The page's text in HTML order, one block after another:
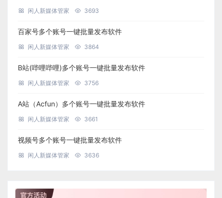
闲人新媒体管家 3693
百家号多个账号一键批量发布软件
闲人新媒体管家 3864
B站(哔哩哔哩)多个账号一键批量发布软件
闲人新媒体管家 3756
A站（Acfun）多个账号一键批量发布软件
闲人新媒体管家 3661
视频号多个账号一键批量发布软件
闲人新媒体管家 3636